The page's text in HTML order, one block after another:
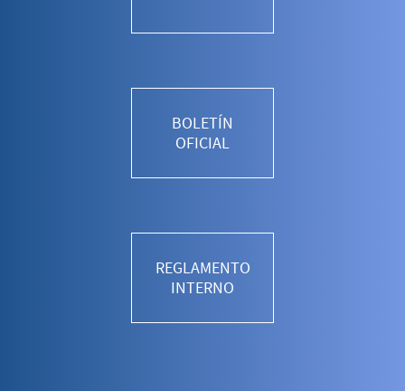
BOLETÍN
OFICIAL
REGLAMENTO
INTERNO